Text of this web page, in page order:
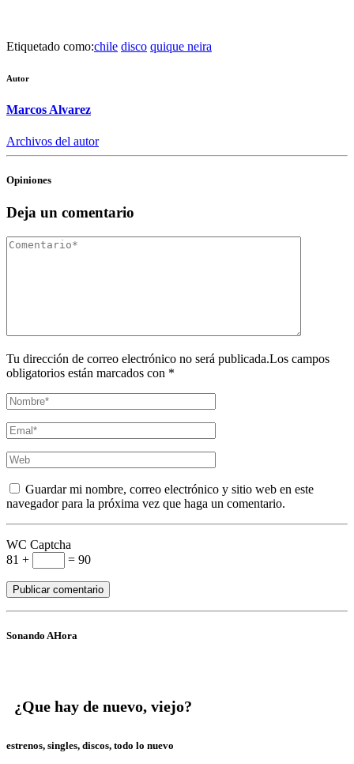
Etiquetado como:chile disco quique neira
Autor
Marcos Alvarez
Archivos del autor
Opiniones
Deja un comentario
Tu dirección de correo electrónico no será publicada.Los campos
obligatorios están marcados con *
Guardar mi nombre, correo electrónico y sitio web en este
navegador para la próxima vez que haga un comentario.
WC Captcha
81 +
= 90
Sonando AHora
¿Que hay de nuevo, viejo?
estrenos, singles, discos, todo lo nuevo